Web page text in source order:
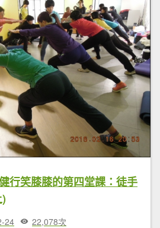
行笑膝膝的第四堂課：徒手
24 22,078次